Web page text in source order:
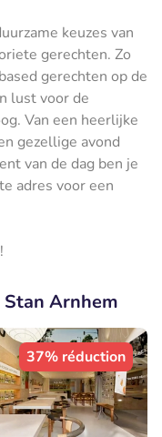
keuzes van
gerechten. Zo
gerechten op de
lust voor de
Van een heerlijke
gezellige avond
van de dag ben je
adres voor een
Arnhem
37% réduction